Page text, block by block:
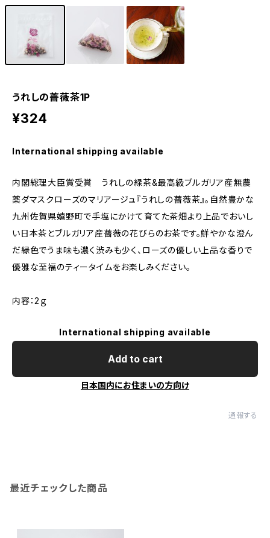
うれしの薔薇茶1P
¥324
International shipping available
内閣総理大臣賞受賞 うれしの緑茶&最高級ブルガリア産無農
薬ダマスクローズのマリアージュ『うれしの薔薇茶』。自然豊かな
九州佐賀県嬉野町で手塩にかけて育てた茶畑より上品でおいし
い日本茶とブルガリア産薔薇の花びらのお茶です。鮮やかな澄ん
だ緑色でうま味も濃く渋みも少く、ローズの優しい上品な香りで
優雅な至福のティータイムをお楽しみください。
内容：2ｇ
International shipping available
Add to cart
日本国内にお住まいの方向け
通報する
最近チェックした商品